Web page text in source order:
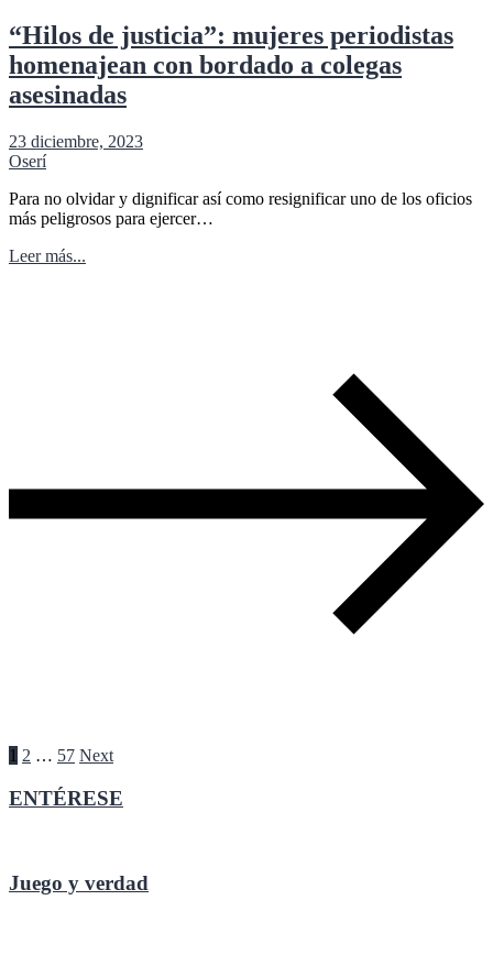
“Hilos de justicia”: mujeres periodistas
homenajean con bordado a colegas
asesinadas
23 diciembre, 2023
Oserí
Para no olvidar y dignificar así como resignificar uno de los oficios
más peligrosos para ejercer…
Leer más...
Paginación
de
1 2 … 57 Next
ENTÉRESE
Juego y verdad